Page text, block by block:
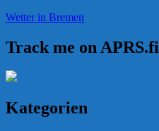
Wetter in Bremen
Track me on APRS.fi
Kategorien